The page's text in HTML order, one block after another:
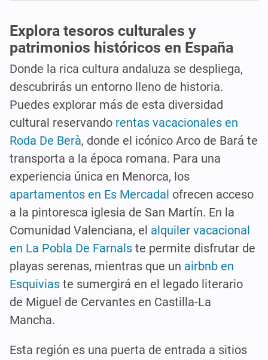
Explora tesoros culturales y
patrimonios históricos en España
Donde la rica cultura andaluza se despliega,
descubrirás un entorno lleno de historia.
Puedes explorar más de esta diversidad
cultural reservando rentas vacacionales en
Roda De Berà, donde el icónico Arco de Bará te
transporta a la época romana. Para una
experiencia única en Menorca, los
apartamentos en Es Mercadal ofrecen acceso
a la pintoresca iglesia de San Martín. En la
Comunidad Valenciana, el alquiler vacacional
en La Pobla De Farnals te permite disfrutar de
playas serenas, mientras que un airbnb en
Esquivias te sumergirá en el legado literario
de Miguel de Cervantes en Castilla-La
Mancha.
Esta región es una puerta de entrada a sitios